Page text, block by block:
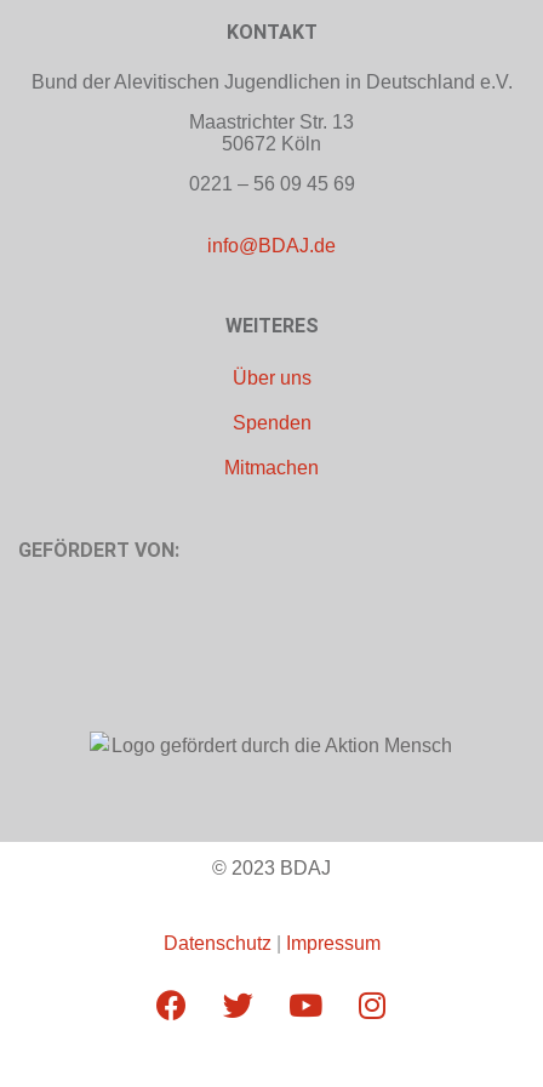
KONTAKT
Bund der Alevitischen Jugendlichen in Deutschland e.V.
Maastrichter Str. 13
50672 Köln
0221 – 56 09 45 69
info@BDAJ.de
WEITERES
Über uns
Spenden
Mitmachen
GEFÖRDERT VON:
© 2023 BDAJ
Datenschutz Impressum